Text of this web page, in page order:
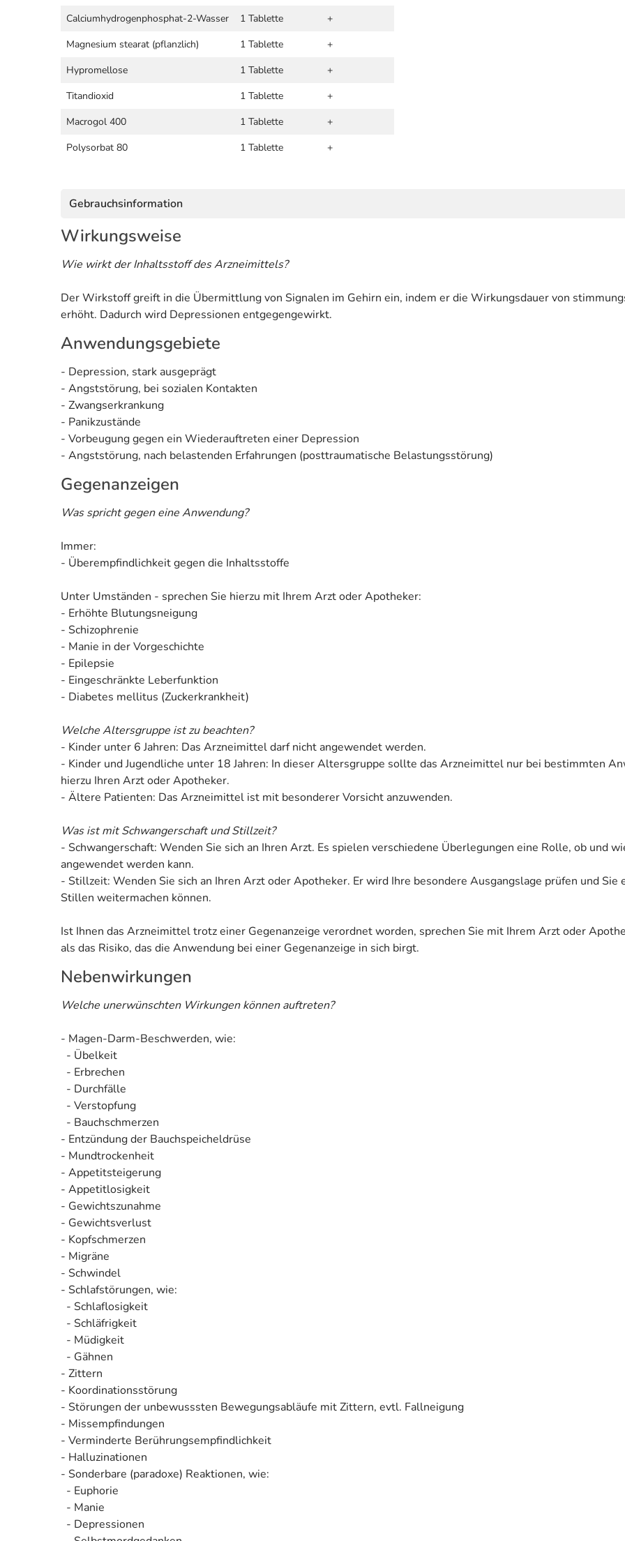
Calciumhydrogenphosphat-2-Wasser
1 Tablette
+
Magnesium stearat (pflanzlich)
1 Tablette
+
Hypromellose
1 Tablette
+
Titandioxid
1 Tablette
+
Macrogol 400
1 Tablette
+
Polysorbat 80
1 Tablette +
Gebrauchsinformation
Wirkungsweise
Wie wirkt der Inhaltsstoff des Arzneimittels?
Der Wirkstoff greift in die Übermittlung von Signalen im Gehirn ein, indem er die Wirkungsdauer von
erhöht. Dadurch wird Depressionen entgegengewirkt.
Anwendungsgebiete
- Depression, stark ausgeprägt
- Angststörung, bei sozialen Kontakten
- Zwangserkrankung
- Panikzustände
- Vorbeugung gegen ein Wiederauftreten einer Depression
- Angststörung, nach belastenden Erfahrungen (posttraumatische Belastungsstörung)
Gegenanzeigen
Was spricht gegen eine Anwendung?
Immer:
- Überempfindlichkeit gegen die Inhaltsstoffe
Unter Umständen - sprechen Sie hierzu mit Ihrem Arzt oder Apotheker:
- Erhöhte Blutungsneigung
- Schizophrenie
- Manie in der Vorgeschichte
- Epilepsie
- Eingeschränkte Leberfunktion
- Diabetes mellitus (Zuckerkrankheit)
Welche Altersgruppe ist zu beachten?
- Kinder unter 6 Jahren: Das Arzneimittel darf nicht angewendet werden.
- Kinder und Jugendliche unter 18 Jahren: In dieser Altersgruppe sollte das Arzneimittel nur bei bestimmten
hierzu Ihren Arzt oder Apotheker.
- Ältere Patienten: Das Arzneimittel ist mit besonderer Vorsicht anzuwenden.
Was ist mit Schwangerschaft und Stillzeit?
- Schwangerschaft: Wenden Sie sich an Ihren Arzt. Es spielen verschiedene Überlegungen eine Rolle, ob und
angewendet werden kann.
- Stillzeit: Wenden Sie sich an Ihren Arzt oder Apotheker. Er wird Ihre besondere Ausgangslage prüfen und
Stillen weitermachen können.
Ist Ihnen das Arzneimittel trotz einer Gegenanzeige verordnet worden, sprechen Sie mit Ihrem Arzt oder
als das Risiko, das die Anwendung bei einer Gegenanzeige in sich birgt.
Nebenwirkungen
Welche unerwünschten Wirkungen können auftreten?
- Magen-Darm-Beschwerden, wie:
- Übelkeit
- Erbrechen
- Durchfälle
- Verstopfung
- Bauchschmerzen
- Entzündung der Bauchspeicheldrüse
- Mundtrockenheit
- Appetitsteigerung
- Appetitlosigkeit
- Gewichtszunahme
- Gewichtsverlust
- Kopfschmerzen
- Migräne
- Schwindel
- Schlafstörungen, wie:
- Schlaflosigkeit
- Schläfrigkeit
- Müdigkeit
- Gähnen
- Zittern
- Koordinationsstörung
- Störungen der unbewusssten Bewegungsabläufe mit Zittern, evtl. Fallneigung
- Missempfindungen
- Verminderte Berührungsempfindlichkeit
- Halluzinationen
- Sonderbare (paradoxe) Reaktionen, wie:
- Euphorie
- Manie
- Depressionen